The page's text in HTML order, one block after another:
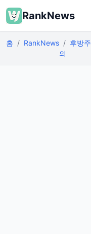
RankNews
홈 RankNews
후방주
의